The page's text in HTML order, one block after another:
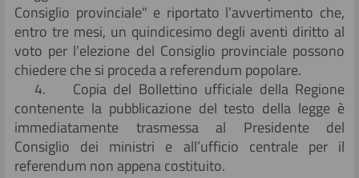
Consiglio provinciale" e riportato l’avvertimento che,
entro tre mesi, un quindicesimo degli aventi diritto al
voto per l’elezione del Consiglio provinciale possono
chiedere che si proceda a referendum popolare.
4. Copia del Bollettino ufficiale della Regione
contenente la pubblicazione del testo della legge è
immediatamente trasmessa al Presidente del
Consiglio dei ministri e all’ufficio centrale per il
referendum non appena costituito.